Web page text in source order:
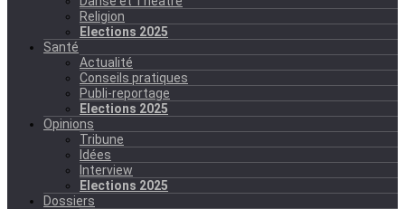
Religion
Elections 2025
Santé
Actualité
Conseils pratiques
Publi-reportage
Elections 2025
Opinions
Tribune
Idées
Interview
Elections 2025
Dossiers